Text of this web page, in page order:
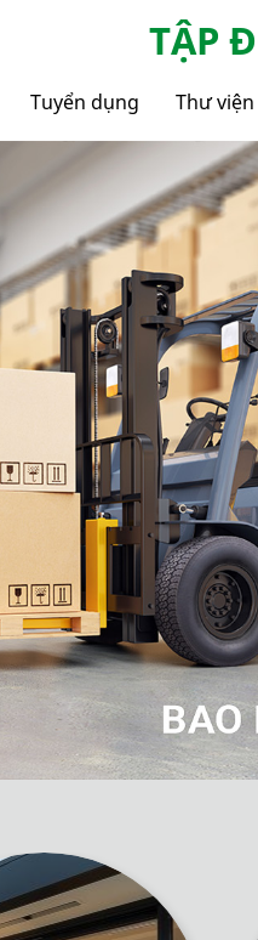
TẬP
về chúng tôi
Tuyển dụng Thư